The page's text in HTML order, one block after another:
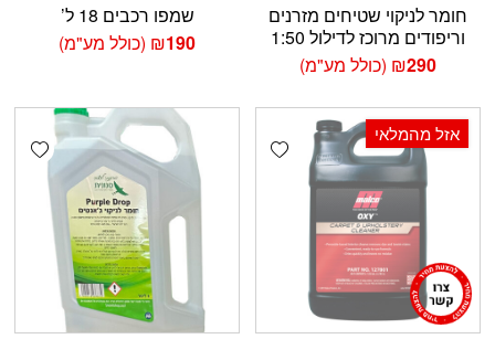
חומר לניקוי שטיחים מזרנים
וריפודים מרוכז לדילול 1:50
₪290 (כולל מע"מ)
שמפו רכבים 18 ל’
₪190 (כולל מע"מ)
Add wishlist אזל מהמלאי